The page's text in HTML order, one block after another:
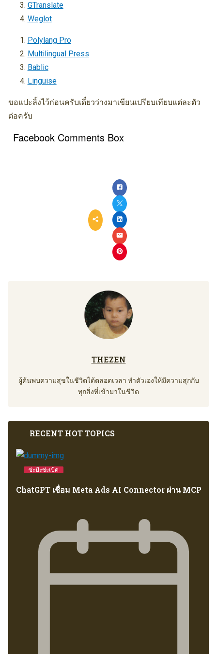
GTranslate
Weglot
Polylang Pro
Multilingual Press
Bablic
Linguise
ขอแปะลิ้งไว้ก่อนครับเดี๋ยวว่างมาเขียนเปรียบเทียบแต่ละตัว
ต่อครับ
Facebook Comments Box
THEZEN
ผู้ค้นพบความสุขในชีวิตได้ตลอดเวลา ทำตัวเองให้มีความสุกกับ
ทุกสิ่งที่เข้ามาในชีวิต
RECENT HOT TOPICS
ซ่ะป้ะซ่ะเป้ด
ChatGPT เชื่อม Meta Ads AI Connector ผ่าน MCP